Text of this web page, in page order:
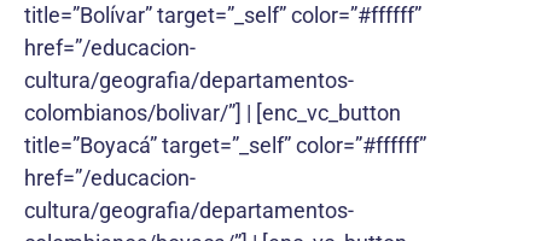
title=”Bolívar” target=”_self” color=”#ffffff”
href=”/educacion-
cultura/geografia/departamentos-
colombianos/bolivar/”] | [enc_vc_button
title=”Boyacá” target=”_self” color=”#ffffff”
href=”/educacion-
cultura/geografia/departamentos-